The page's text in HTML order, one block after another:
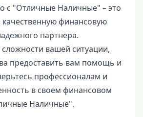
с "Отличные Наличные" – это
финансовую
партнера.
вашей ситуации,
предоставить вам помощь и
профессионалам и
в своем финансовом
Наличные".